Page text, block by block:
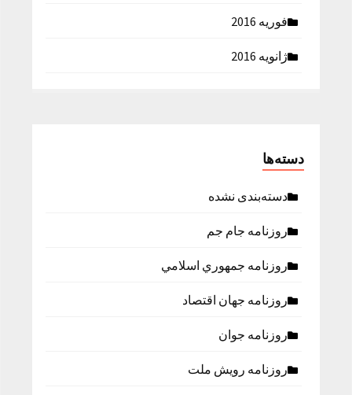
فوریه 2016
ژانویه 2016
دسته‌ها
دسته‌بندی نشده
روزنامه جام جم
روزنامه جمهوري اسلامي
روزنامه جهان اقتصاد
روزنامه جوان
روزنامه رویش ملت